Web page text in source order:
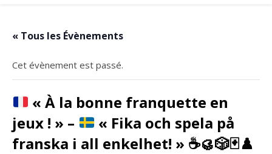
« Tous les Évènements
Cet évènement est passé.
« À la bonne franquette en
jeux ! » –
« Fika och spela på
franska i all enkelhet! » ☕️🥮🎲🃏♟️